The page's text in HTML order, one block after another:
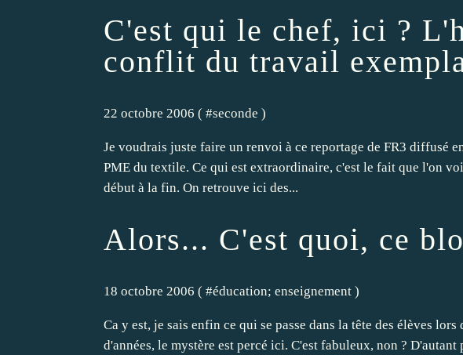
C'est qui le chef, ici ?
conflit du travail
22 octobre 2006 ( #seconde )
Je voudrais juste faire un renvoi à ce reportage de FR3 diffusé
PME du textile. Ce qui est extraordinaire, c'est le fait que l'on
début à la fin. On retrouve ici des...
Alors... C'est quoi, ce
18 octobre 2006 ( #éducation; enseignement )
Ca y est, je sais enfin ce qui se passe dans la tête des élèves
d'années, le mystère est percé ici. C'est fabuleux, non ?